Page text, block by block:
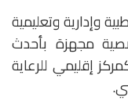
وإدارية وتعليمية
مجهزة بأحدث
إقليمي للرعاية